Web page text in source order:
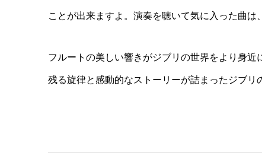
ことが出来ますよ。演奏を聴いて気に入った曲は
フルートの美しい響きがジブリの世界をより身
残る旋律と感動的なストーリーが詰まったジブリ